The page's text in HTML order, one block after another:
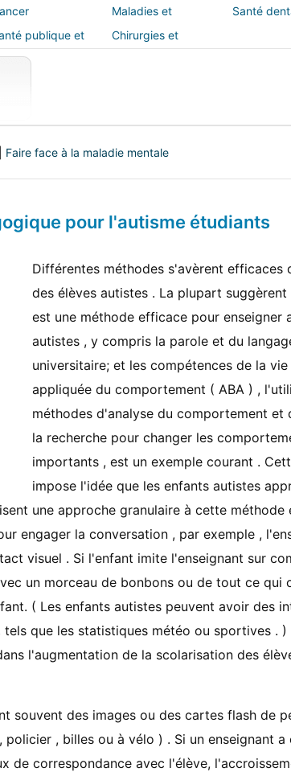
Maladies et
traitements
Santé
publique et
Chirurgies et
Faire face à la maladie mentale
pour l'autisme étudiants
Différentes méthodes s'avèrent efficaces
des élèves autistes . La plupart suggèrent
est une méthode efficace pour enseigner
autistes , y compris la parole et du
universitaire; et les compétences de la vie
appliquée du comportement ( ABA ) ,
méthodes d'analyse du comportement et
la recherche pour changer les
importants , est un exemple courant .
impose l'idée que les enfants autistes
une approche granulaire à cette méthode
engager la conversation , par exemple ,
visuel . Si l'enfant imite l'enseignant sur
un morceau de bonbons ou de tout ce qui
( Les enfants autistes peuvent avoir des
que les statistiques météo ou sportives . )
l'augmentation de la scolarisation des
souvent des images ou des cartes flash de
, billes ou à vélo ) . Si un enseignant a
de correspondance avec l'élève,